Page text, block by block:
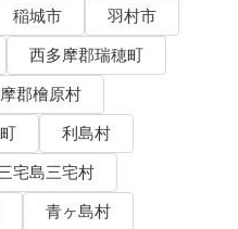
稲城市
羽村市
西多摩郡瑞穂町
郡檜原村
利島村
宅島三宅村
青ヶ島村